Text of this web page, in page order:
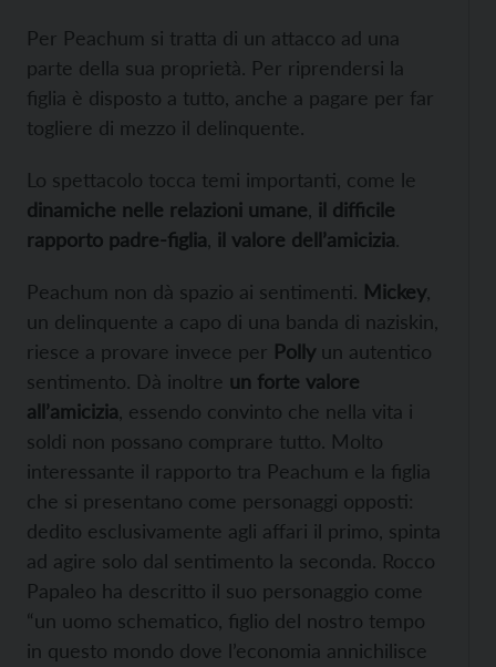
Per Peachum si tratta di un attacco ad una
parte della sua proprietà. Per riprendersi la
figlia è disposto a tutto, anche a pagare per far
togliere di mezzo il delinquente.
Lo spettacolo tocca temi importanti, come le
dinamiche nelle relazioni umane il difficile
rapporto padre-figlia il valore dell’amicizia.
Peachum non dà spazio ai sentimenti. Mickey
un delinquente a capo di una banda di naziskin,
riesce a provare invece per Polly un autentico
sentimento. Dà inoltre un forte valore
all’amicizia , essendo convinto che nella vita i
soldi non possano comprare tutto. Molto
interessante il rapporto tra Peachum e la figlia
che si presentano come personaggi opposti:
dedito esclusivamente agli affari il primo, spinta
ad agire solo dal sentimento la seconda. Rocco
Papaleo ha descritto il suo personaggio come
“un uomo schematico, figlio del nostro tempo
in questo mondo dove l’economia annichilisce